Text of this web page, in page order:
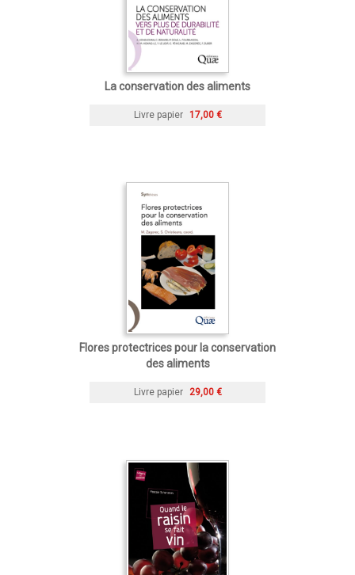
La conservation des aliments
Livre papier 17,00 €
Flores protectrices pour la conservation
des aliments
Livre papier 29,00 €